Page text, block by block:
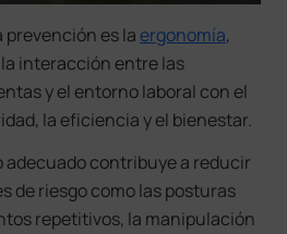
prevención es laergonomía,
interacción entre las
y el entorno laboral con el
la eficiencia y el bienestar.
adecuado contribuye a reducir
de riesgo como las posturas
repetitivos, la manipulación